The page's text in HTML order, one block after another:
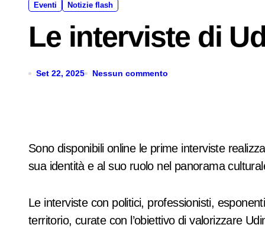
Eventi Notizie flash
Le interviste di
Set 22, 2025 Nessun commento
Sono disponibili online le prime interviste
sua identità e al suo ruolo nel panorama
Le interviste con politici, professionisti,
territorio, curate con l’obiettivo di valorizzare